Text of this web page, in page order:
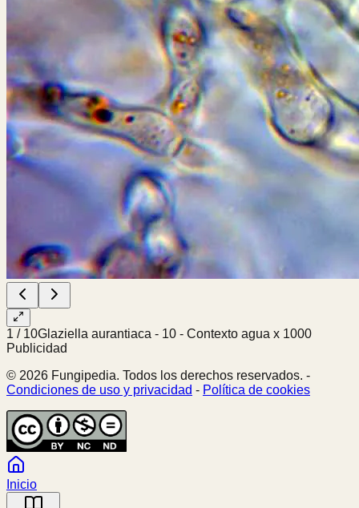
1 / 10Glaziella aurantiaca - 10 - Contexto agua x 1000
Publicidad
© 2026 Fungipedia. Todos los derechos reservados. -
Condiciones de uso y privacidad - Política de cookies
Inicio